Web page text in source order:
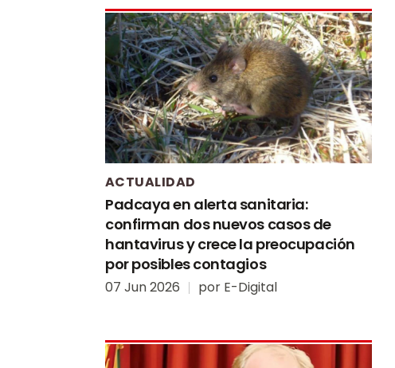
ACTUALIDAD
Padcaya en alerta sanitaria:
confirman dos nuevos casos de
hantavirus y crece la preocupación
por posibles contagios
07 Jun 2026 por E-Digital